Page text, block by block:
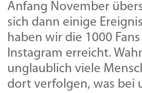
Anfang November
sich dann einige
haben wir die 1000
Instagram erreicht.
unglaublich viele
dort verfolgen, was bei